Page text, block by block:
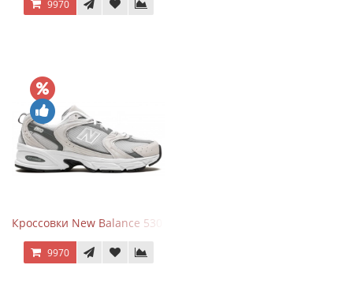
9970
Кроссовки New Balance 530 Grey Matter Harbor Grey
9970